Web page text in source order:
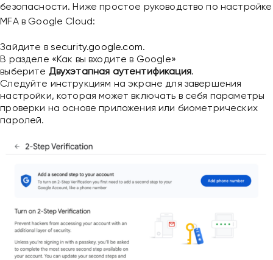
безопасности. Ниже простое руководство по настройке
MFA в Google Cloud:
Зайдите в security.google.com.
В разделе «Как вы входите в Google»
выберите Двухэтапная аутентификация.
Следуйте инструкциям на экране для завершения
настройки, которая может включать в себя параметры
проверки на основе приложения или биометрических
паролей.
Привіт 👋, чим тобі допомогти?
Ми зазвичай відповідаємо дуже швидко
Надіслати повідомлення